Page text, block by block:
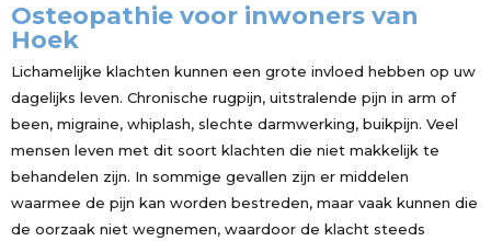
Osteopathie voor inwoners van
Hoek
Lichamelijke klachten kunnen een grote invloed hebben op uw
dagelijks leven. Chronische rugpijn, uitstralende pijn in arm of
been, migraine, whiplash, slechte darmwerking, buikpijn. Veel
mensen leven met dit soort klachten die niet makkelijk te
behandelen zijn. In sommige gevallen zijn er middelen
waarmee de pijn kan worden bestreden, maar vaak kunnen die
de oorzaak niet wegnemen, waardoor de klacht steeds